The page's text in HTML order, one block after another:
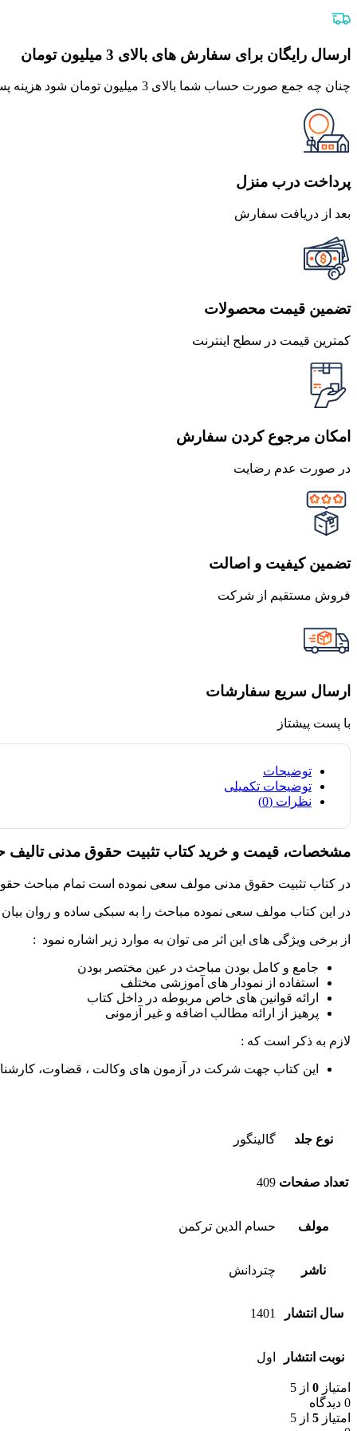
ارسال رایگان برای سفارش های بالای 3 میلیون تومان
چنان چه جمع صورت حساب شما بالای 3 میلیون تومان شود هزینه پست برای شما به صورت رایگان محاصبه خواهد شد.
پرداخت درب منزل
بعد از دریافت سفارش
تضمین قیمت محصولات
کمترین قیمت در سطح اینترنت
امکان مرجوع کردن سفارش
در صورت عدم رضایت
تضمین کیفیت و اصالت
فروش مستقیم از شرکت
ارسال سریع سفارشات
با پست پیشتاز
توضیحات
توضیحات تکمیلی
نظرات (0)
مشخصات، قیمت و خرید کتاب تثبیت حقوق مدنی تالیف
در کتاب تثبیت حقوق مدنی مولف سعی نموده است تمام مباحث حقوق
در این کتاب مولف سعی نموده مباحث را به سبکی ساده و روان بیان
از برخی ویژگی های این اثر می توان به موارد زیر اشاره نمود :
جامع و کامل بودن مباحث در عین مختصر بودن
استفاده از نمودار های آموزشی مختلف
ارائه قوانین های خاص مربوطه در داخل کتاب
پرهیز از ارائه مطالب اضافه و غیر آزمونی
لازم به ذکر است که :
این کتاب جهت شرکت در آزمون های وکالت ، قضاوت،
نوع جلد گالینگور
تعداد صفحات 409
مولف حسام الدین ترکمن
ناشر چتردانش
سال انتشار 1401
نوبت انتشار اول
امتیاز 0 از 5
0 دیدگاه
امتیاز 5 از 5